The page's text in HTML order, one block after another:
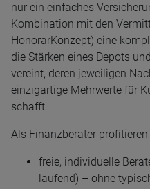
nur ein einfaches
Kombination mit den
HonorarKonzept) eine
die Stärken eines Depots
vereint, deren jeweiligen
einzigartige Mehrwerte für
schafft.
Als Finanzberater profitieren
freie, individuelle
laufend) – ohne